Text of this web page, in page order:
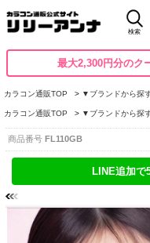
検索
最大2,300円分のク
カラコン通販TOP ▼ブランドから探
カラコン通販TOP ▼ブランドから探
商品番号 FL110GB
LINE追加で